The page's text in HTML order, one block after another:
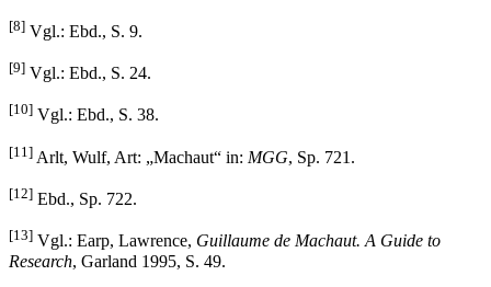
[8] Vgl.: Ebd., S. 9.
[9] Vgl.: Ebd., S. 24.
[10] Vgl.: Ebd., S. 38.
[11] Arlt, Wulf, Art: „Machaut“ in: MGG, Sp. 721.
[12] Ebd., Sp. 722.
[13] Vgl.: Earp, Lawrence, Guillaume de Machaut. A Guide to
Research, Garland 1995, S. 49.